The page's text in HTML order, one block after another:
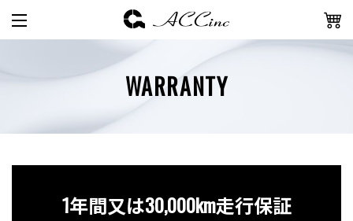
WARRANTY
1年間又は30,000km走行保証